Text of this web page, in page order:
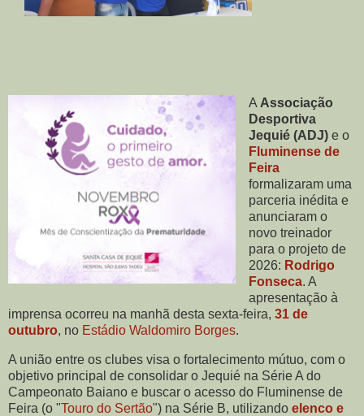
A Associação
Desportiva
Jequié (ADJ)e o
Fluminense de
Feira
formalizaram uma
parceria inédita e
anunciaram o
novo treinador
para o projeto de
2026: Rodrigo
Fonseca. A
apresentação à
imprensa ocorreu na manhã desta sexta-feira, 31 de
outubro, no Estádio Waldomiro Borges.
A união entre os clubes visa o fortalecimento mútuo, com o
objetivo principal de consolidar o Jequié na Série A do
Campeonato Baiano e buscar o acesso do Fluminense de
Feira (o "Touro do Sertão") na Série B, utilizando elenco e